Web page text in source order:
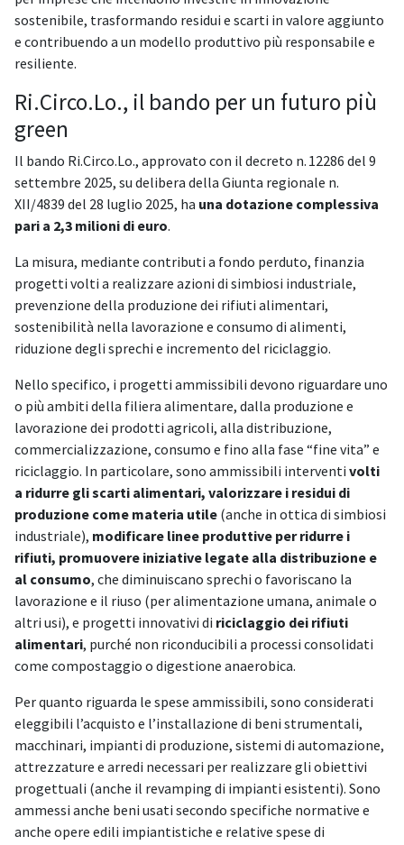
sostenibile, trasformando residui e scarti in valore aggiunto
e contribuendo a un modello produttivo più responsabile e
resiliente.
Ri.Circo.Lo., il bando per un futuro più
green
Il bando Ri.Circo.Lo., approvato con il decreto n. 12286 del 9
settembre 2025, su delibera della Giunta regionale n.
XII/4839 del 28 luglio 2025, ha una dotazione complessiva
pari a 2,3 milioni di euro.
La misura, mediante contributi a fondo perduto, finanzia
progetti volti a realizzare azioni di simbiosi industriale,
prevenzione della produzione dei rifiuti alimentari,
sostenibilità nella lavorazione e consumo di alimenti,
riduzione degli sprechi e incremento del riciclaggio.
Nello specifico, i progetti ammissibili devono riguardare uno
o più ambiti della filiera alimentare, dalla produzione e
lavorazione dei prodotti agricoli, alla distribuzione,
commercializzazione, consumo e fino alla fase “fine vita” e
riciclaggio. In particolare, sono ammissibili interventi volti
a ridurre gli scarti alimentari, valorizzare i residui di
produzione come materia utile (anche in ottica di simbiosi
industriale), modificare linee produttive per ridurre i
rifiuti, promuovere iniziative legate alla distribuzione e
al consumo, che diminuiscano sprechi o favoriscano la
lavorazione e il riuso (per alimentazione umana, animale o
altri usi), e progetti innovativi di riciclaggio dei rifiuti
alimentari, purché non riconducibili a processi consolidati
come compostaggio o digestione anaerobica.
Per quanto riguarda le spese ammissibili, sono considerati
eleggibili l’acquisto e l’installazione di beni strumentali,
macchinari, impianti di produzione, sistemi di automazione,
attrezzature e arredi necessari per realizzare gli obiettivi
progettuali (anche il revamping di impianti esistenti). Sono
ammessi anche beni usati secondo specifiche normative e
anche opere edili impiantistiche e relative spese di